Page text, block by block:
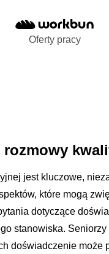
Oferty pracy
jest kluczowe,
które mogą
dotyczące
stanowiska.
doświadczenie może